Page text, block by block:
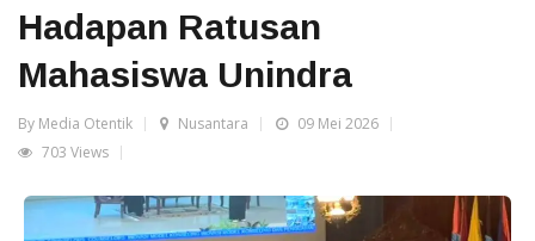
Hadapan Ratusan
Mahasiswa Unindra
By Media Otentik Nusantara
09 Mei 2026
703 Views